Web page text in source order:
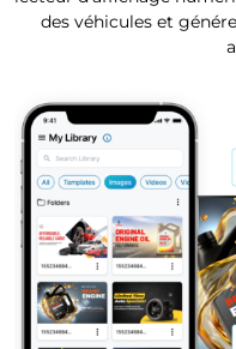
des véhicules et